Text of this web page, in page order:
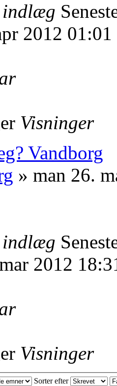
indlæg
2012 01:01
Visninger
Vandborg
» man 26.
indlæg
2012
Visninger
Sorter efter